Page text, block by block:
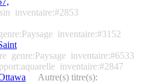
inventaire:#2853
inventaire:#3152
genre:Paysage inventaire:#6533
inventaire:#2847
Autre(s) titre(s):